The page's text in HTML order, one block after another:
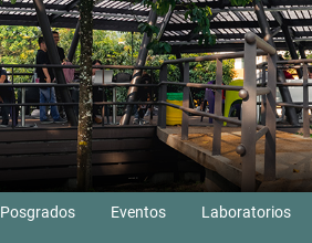
Posgrados Eventos Laboratorios